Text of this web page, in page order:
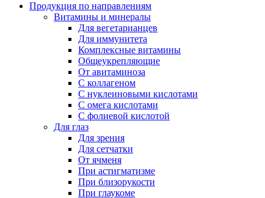
Продукция по направлениям
Витамины и минералы
Для вегетарианцев
Для иммунитета
Комплексные витамины
Общеукрепляющие
От авитаминоза
С коллагеном
С нуклеиновыми кислотами
С омега кислотами
С фолиевой кислотой
Для глаз
Для зрения
Для сетчатки
От ячменя
При астигматизме
При близорукости
При глаукоме